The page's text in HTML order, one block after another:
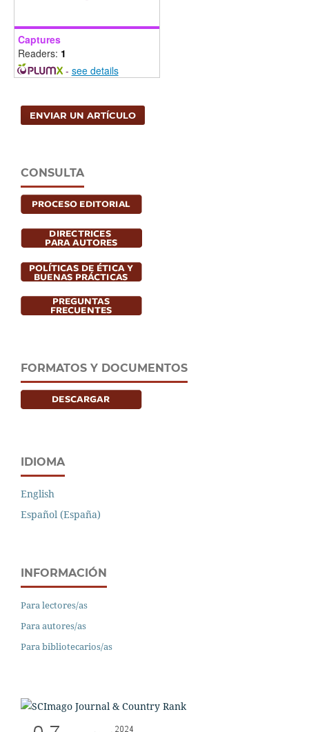
Captures
Readers: 1
- see details
ENVIAR UN ARTÍCULO
CONSULTA
FORMATOS Y DOCUMENTOS
IDIOMA
English
Español (España)
INFORMACIÓN
Para lectores/as
Para autores/as
Para bibliotecarios/as